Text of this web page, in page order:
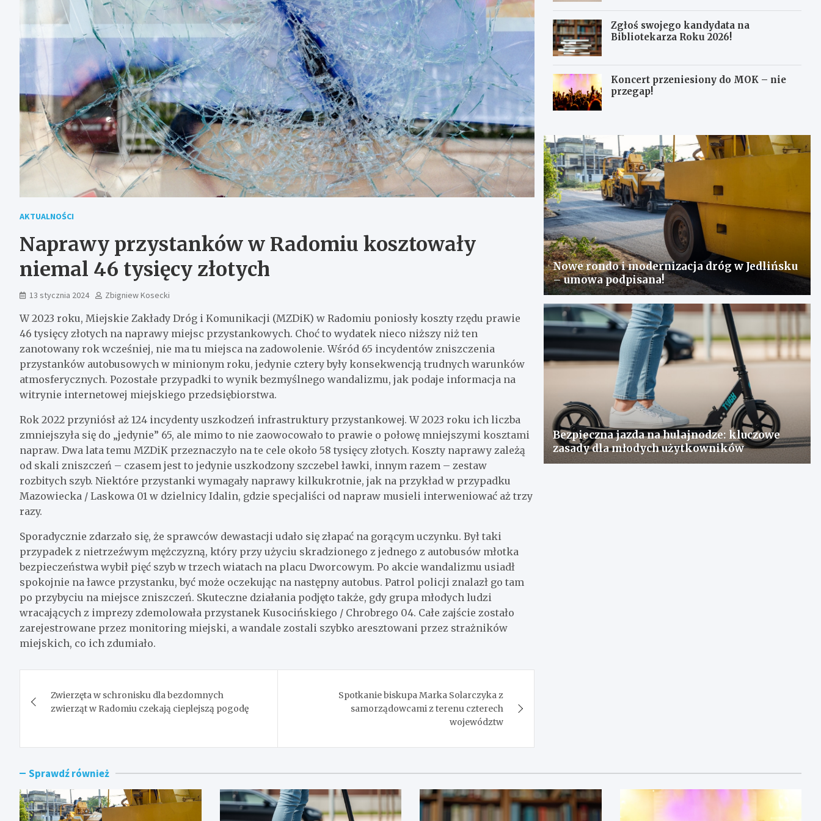
AKTUALNOŚCI
Naprawy przystanków w Radomiu kosztowały
niemal 46 tysięcy złotych
13 stycznia 2024 Zbigniew Kosecki
W 2023 roku, Miejskie Zakłady Dróg i Komunikacji (MZDiK) w Radomiu poniosły koszty rzędu prawie
46 tysięcy złotych na naprawy miejsc przystankowych. Choć to wydatek nieco niższy niż ten
zanotowany rok wcześniej, nie ma tu miejsca na zadowolenie. Wśród 65 incydentów zniszczenia
przystanków autobusowych w minionym roku, jedynie cztery były konsekwencją trudnych warunków
atmosferycznych. Pozostałe przypadki to wynik bezmyślnego wandalizmu, jak podaje informacja na
witrynie internetowej miejskiego przedsiębiorstwa.
Rok 2022 przyniósł aż 124 incydenty uszkodzeń infrastruktury przystankowej. W 2023 roku ich liczba
zmniejszyła się do „jedynie” 65, ale mimo to nie zaowocowało to prawie o połowę mniejszymi kosztami
napraw. Dwa lata temu MZDiK przeznaczyło na te cele około 58 tysięcy złotych. Koszty naprawy zależą
od skali zniszczeń – czasem jest to jedynie uszkodzony szczebel ławki, innym razem – zestaw
rozbitych szyb. Niektóre przystanki wymagały naprawy kilkukrotnie, jak na przykład w przypadku
Mazowiecka / Laskowa 01 w dzielnicy Idalin, gdzie specjaliści od napraw musieli interweniować aż trzy
razy.
Sporadycznie zdarzało się, że sprawców dewastacji udało się złapać na gorącym uczynku. Był taki
przypadek z nietrzeźwym mężczyzną, który przy użyciu skradzionego z jednego z autobusów młotka
bezpieczeństwa wybił pięć szyb w trzech wiatach na placu Dworcowym. Po akcie wandalizmu usiadł
spokojnie na ławce przystanku, być może oczekując na następny autobus. Patrol policji znalazł go tam
po przybyciu na miejsce zniszczeń. Skuteczne działania podjęto także, gdy grupa młodych ludzi
wracających z imprezy zdemolowała przystanek Kusocińskiego / Chrobrego 04. Całe zajście zostało
zarejestrowane przez monitoring miejski, a wandale zostali szybko aresztowani przez strażników
miejskich, co ich zdumiało.
wpisu
Zwierzęta w schronisku dla bezdomnych
zwierząt w Radomiu czekają cieplejszą pogodę
Spotkanie biskupa Marka Solarczyka z
samorządowcami z terenu czterech
województw
Zgłoś swojego kandydata na
Bibliotekarza Roku 2026!
Koncert przeniesiony do MOK – nie
przegap!
Nowe rondo i modernizacja dróg w Jedlińsku
– umowa podpisana!
Bezpieczna jazda na hulajnodze: kluczowe
zasady dla młodych użytkowników
Sprawdź również